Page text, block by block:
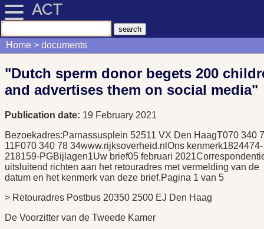
ACT
Home documents
"Dutch sperm donor begets 200
and advertises them on social media"
Publication date: 19 February 2021
Bezoekadres:Parnassusplein 52511 VX Den HaagT070 340
11F070 340 78 34www.rijksoverheid.nlOns kenmerk1824474-
218159-PGBijlagen1Uw brief05 februari
uitsluitend richten aan het retouradres met vermelding van de
datum en het kenmerk van deze brief.Pagina 1 van 5
> Retouradres Postbus 20350 2500 EJ Den Haag
De Voorzitter van de Tweede Kamer